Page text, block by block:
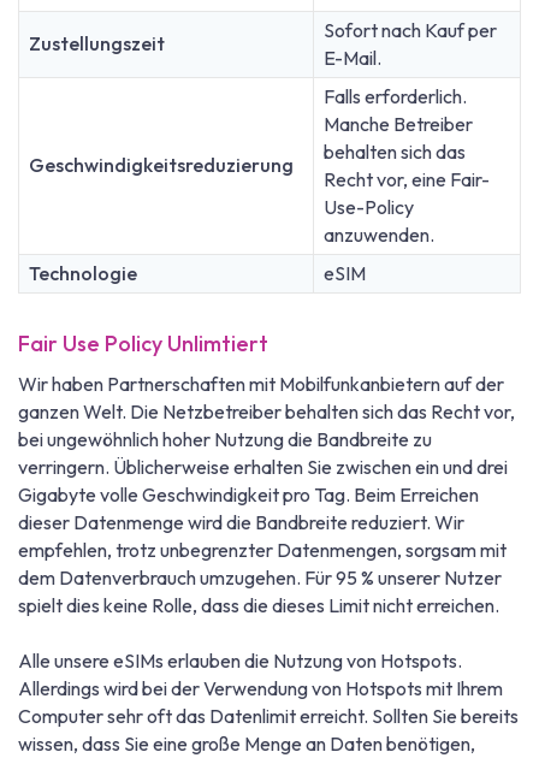
Zustellungszeit
Sofort nach Kauf per
E-Mail.
Geschwindigkeitsreduzierung
Falls erforderlich.
Manche Betreiber
behalten sich das
Recht vor, eine Fair-
Use-Policy
anzuwenden.
Technologie
eSIM
Fair Use Policy Unlimtiert
Wir haben Partnerschaften mit Mobilfunkanbietern auf der
ganzen Welt. Die Netzbetreiber behalten sich das Recht vor,
bei ungewöhnlich hoher Nutzung die Bandbreite zu
verringern. Üblicherweise erhalten Sie zwischen ein und drei
Gigabyte volle Geschwindigkeit pro Tag. Beim Erreichen
dieser Datenmenge wird die Bandbreite reduziert. Wir
empfehlen, trotz unbegrenzter Datenmengen, sorgsam mit
dem Datenverbrauch umzugehen. Für 95 % unserer Nutzer
spielt dies keine Rolle, dass die dieses Limit nicht erreichen.
Alle unsere eSIMs erlauben die Nutzung von Hotspots.
Allerdings wird bei der Verwendung von Hotspots mit Ihrem
Computer sehr oft das Datenlimit erreicht. Sollten Sie bereits
wissen, dass Sie eine große Menge an Daten benötigen,